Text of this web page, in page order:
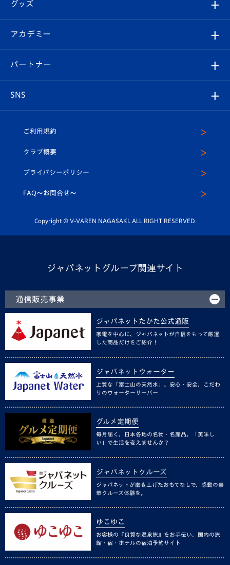
チケット
イベント
メディア
ホームタウン
スタッフプロフィール
マスコット紹介
平和祈念活動
ホームタウン活動
Revive Team
ヴィヴィくんの長崎おもてなしガイド
フォトギャラリー
スタジアムグルメ
V-LOVERS（ファンクラブ）
プレイヤーズスイート
グッズ
オンラインショップ
店舗情報
アカデミー
育成からのお知らせ
U-18
スクール
パートナー
SNS
ヴィヴィくんインスタグラム
公式LINE＠
ご利用規約
クラブ概要
プライバシーポリシー
FAQ〜お問合せ〜
Copyright © V-VAREN NAGASAKI. ALL RIGHT RESERVED.
ジャパネットグループ関連サイト
通信販売事業
ジャパネットたかた公式通販
家電を中心に、ジャパネットが自信をもって厳選
した商品だけをご紹介！
ジャパネットウォーター
上質な「富士山の天然水」。安心・安全、こだわ
りのウォーターサーバー
グルメ定期便
毎月届く、日本各地の名物・名産品。「美味し
い」で生活を変えませんか？
ジャパネットクルーズ
ジャパネットが磨き上げたおもてなしで、感動の豪
華クルーズ体験を。
ゆこゆこ
お客様の『良質な温泉旅』をお手伝い。国内の旅
館・宿・ホテルの宿泊予約サイト